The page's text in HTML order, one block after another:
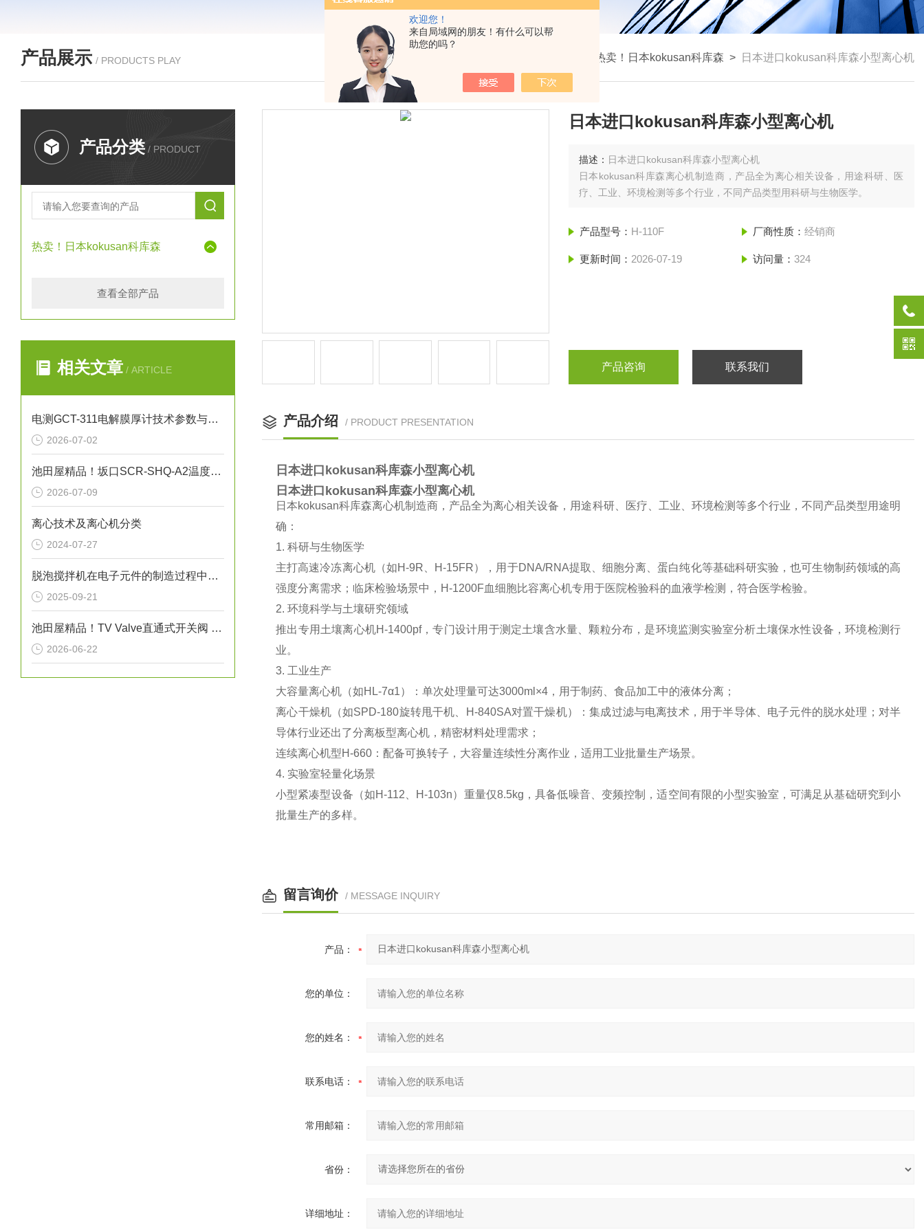
欢迎您！
来自局域网的朋友！有什么可以帮
助您的吗？
产品展示 / PRODUCTS PLAY 热卖！日本kokusan科库森 > 日本进口kokusan科库森小型离心机
产品分类 / PRODUCT
热卖！日本kokusan科库森
查看全部产品
相关文章 / ARTICLE
电测GCT-311电解膜厚计技术参数与应用解析
2026-07-02
池田屋精品！坂口SCR-SHQ-A2温度控制器技术参数
2026-07-09
离心技术及离心机分类
2024-07-27
脱泡搅拌机在电子元件的制造过程中的作用
2025-09-21
池田屋精品！TV Valve直通式开关阀 参数介绍
2026-06-22
日本进口kokusan科库森小型离心机
描述： 日本进口kokusan科库森小型离心机
日本‌kokusan科库森离心机制造商‌，产品全为离心相关设备，用途科研、医
疗、工业、环境检测等多个行业，不同产品类型用科研与生物医学。
产品型号： H-110F 厂商性质： 经销商
更新时间： 2026-07-19 访问量： 324
产品咨询 联系我们
产品介绍 / PRODUCT PRESENTATION
日本进口kokusan科库森小型离心机
日本进口kokusan科库森小型离心机
日本‌kokusan科库森离心机制造商‌，产品全为离心相关设备，用途科研、医疗、工业、环境检测等多个行业，不同产品类型用途明
确：
1. 科研与生物医学
主打‌高速冷冻离心机‌（如H-9R、H-15FR），用于DNA/RNA提取、细胞分离、蛋白纯化等基础科研实验，也可生物制药领域的高
强度分离需求；临床检验场景中，H-1200F血细胞比容离心机专用于医院检验科的血液学检测，符合医学检验。
2. 环境科学与土壤研究领域
推出‌专用土壤离心机H-1400pf‌，专门设计用于测定土壤含水量、颗粒分布，是环境监测实验室分析土壤保水性设备，环境检测行
业。
3. 工业生产
‌大容量离心机（如HL-7α1）‌：单次处理量可达3000ml×4，用于制药、食品加工中的液体分离；
‌离心干燥机（如SPD-180旋转甩干机、H-840SA对置干燥机）‌：集成过滤与电离技术，用于半导体、电子元件的脱水处理；对半
导体行业还出了分离板型离心机，精密材料处理需求；
‌连续离心机型H-660‌：配备可换转子，大容量连续性分离作业，适用工业批量生产场景。
4. 实验室轻量化场景
小型紧凑型设备（如H-112、H-103n）重量仅8.5kg，具备低噪音、变频控制，适空间有限的小型实验室，可满足从基础研究到小
批量生产的多样。
留言询价 / MESSAGE INQUIRY
产品：
您的单位：
您的姓名：
联系电话：
常用邮箱：
省份：
详细地址：